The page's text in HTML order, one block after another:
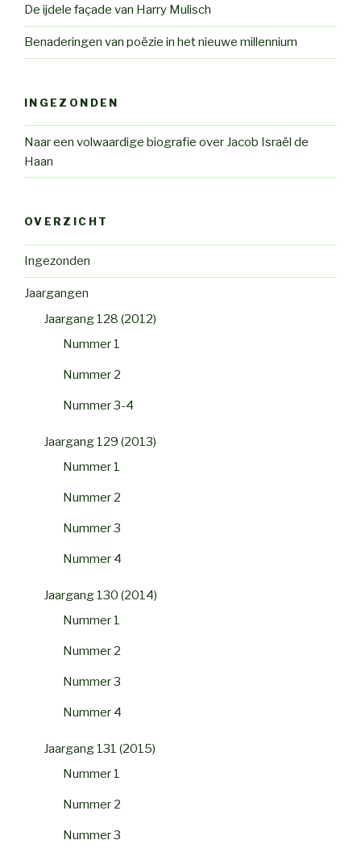
De ijdele façade van Harry Mulisch
Benaderingen van poëzie in het nieuwe millennium
INGEZONDEN
Naar een volwaardige biografie over Jacob Israël de
Haan
OVERZICHT
Ingezonden
Jaargangen
Jaargang 128 (2012)
Nummer 1
Nummer 2
Nummer 3-4
Jaargang 129 (2013)
Nummer 1
Nummer 2
Nummer 3
Nummer 4
Jaargang 130 (2014)
Nummer 1
Nummer 2
Nummer 3
Nummer 4
Jaargang 131 (2015)
Nummer 1
Nummer 2
Nummer 3